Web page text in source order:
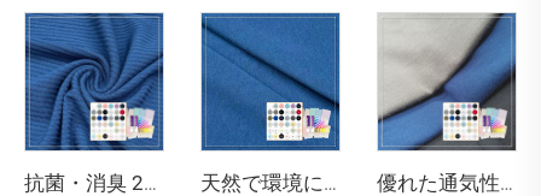
抗菌・消臭 200gsm 竹95% スパンデックス5% 3×3 リブ生地 身体を引き締める下着に適しています 天然で環境にやさしく、抗菌・消臭性のある290gsm 63% バンブー、27% オーガニックコットン、10% スパンデックスのジャージー生地は、高級スポーツウォームウェアに最適です 優れた通気性 吸湿発散性 抗菌 吸湿性 ストレッチ性 環境にやさしいバンブー生地 生地用